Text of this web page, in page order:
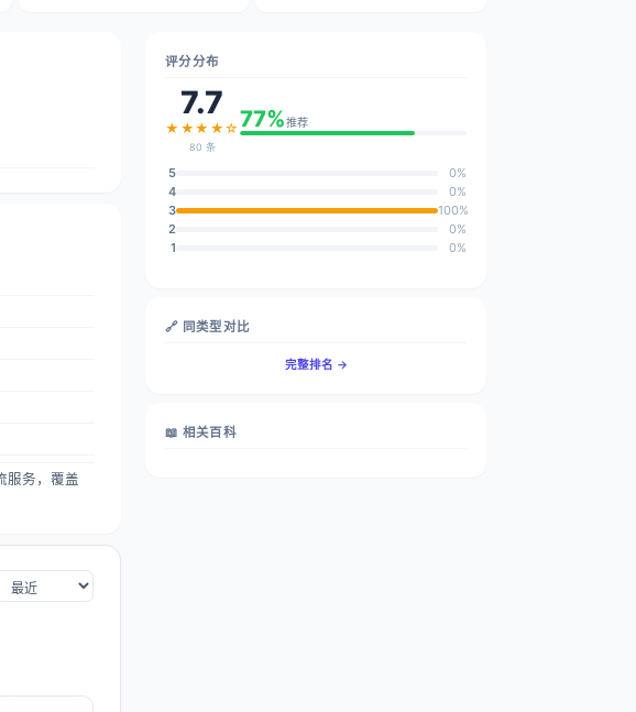
服务，覆盖
评分分布
7.7
★★★★☆
80 条
77%推荐
5
0%
4
0%
3
100%
2
0%
1
0%
🔗 同类型对比
完整排名 →
📖 相关百科